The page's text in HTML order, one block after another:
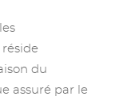
du
assuré par le